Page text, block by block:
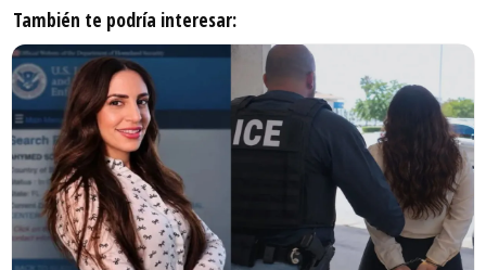
También te podría interesar: